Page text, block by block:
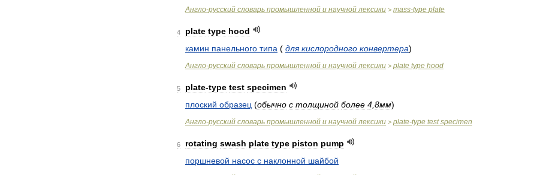
Англо-русский словарь промышленной и научной лексики > mass-type plate
4 plate type hood
камин панельного типа ( для кислородного конвертера)
Англо-русский словарь промышленной и научной лексики > plate type hood
5 plate-type test specimen
плоский образец (обычно с толщиной более 4 8мм)
Англо-русский словарь промышленной и научной лексики > plate-type test specimen
6 rotating swash plate type piston pump
поршневой насос с наклонной шайбой